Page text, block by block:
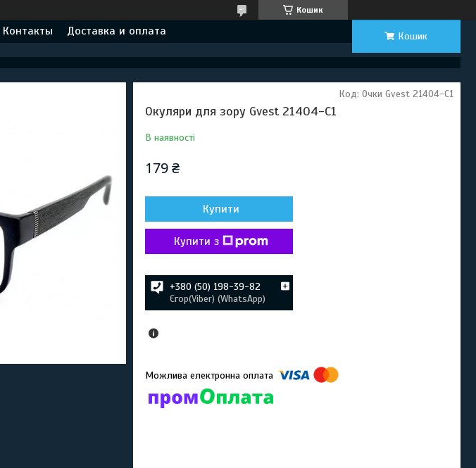
Кошик
Контакты Доставка и оплата Кошик
Окуляри для зору Gvest 21404-C1
В наявності
Код: Очки Gvest 21404-C1
179 ₴
Купити
Купити з
+380 (50) 198-39-82
Єгор(Viber) (WhatsApp)